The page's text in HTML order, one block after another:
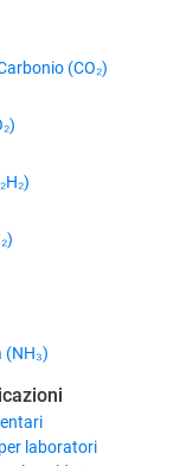
(CO₂)
(NH₃)
laboratori